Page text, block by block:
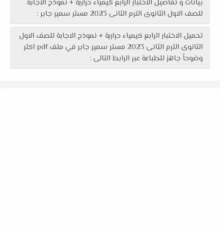
بيانات و تفاصيل الاختبار الرابع كيمياء حرارية + نموذج الاجابة
للصف الاول الثانوى الترم الثانى 2023 مستر سمير جابر :
تحميل الاختبار الرابع كيمياء حرارية + نموذج الاجابة للصف الاول
الثانوى الترم الثانى 2023 مستر سمير جابر في ملف pdf اكثر
وضوحاً جاهز للطباعة عبر الرابط التالى :